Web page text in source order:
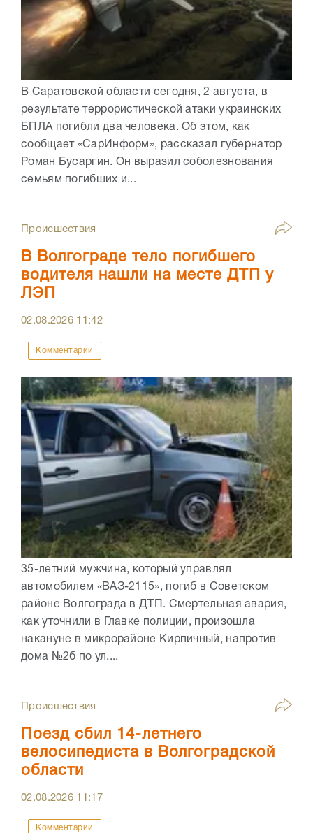
В Саратовской области сегодня, 2 августа, в
результате террористической атаки украинских
БПЛА погибли два человека. Об этом, как
сообщает «СарИнформ», рассказал губернатор
Роман Бусаргин. Он выразил соболезнования
семьям погибших и...
Происшествия
В Волгограде тело погибшего
водителя нашли на месте ДТП у
ЛЭП
02.08.2026 11:42
Комментарии
35-летний мужчина, который управлял
автомобилем «ВАЗ-2115», погиб в Советском
районе Волгограда в ДТП. Смертельная авария,
как уточнили в Главке полиции, произошла
накануне в микрорайоне Кирпичный, напротив
дома №2б по ул....
Происшествия
Поезд сбил 14-летнего
велосипедиста в Волгоградской
области
02.08.2026 11:17
Комментарии